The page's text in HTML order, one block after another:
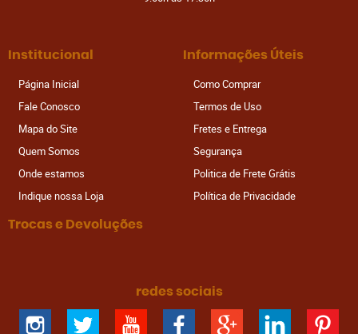
Institucional
Página Inicial
Fale Conosco
Mapa do Site
Quem Somos
Onde estamos
Indique nossa Loja
Informações Úteis
Como Comprar
Termos de Uso
Fretes e Entrega
Segurança
Politica de Frete Grátis
Política de Privacidade
Trocas e Devoluções
redes sociais